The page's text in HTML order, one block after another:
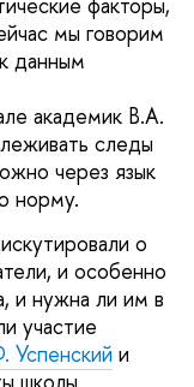
мы говорим
данным
академик В.А.
следы
через язык
норму.
о
и особенно
и нужна ли им в
участие
Успенский и